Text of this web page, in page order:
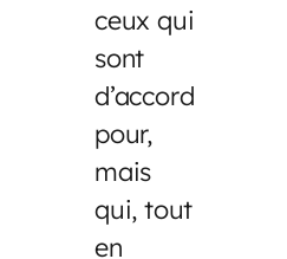
ceux qui
sont
d’accord
pour,
mais
qui, tout
en